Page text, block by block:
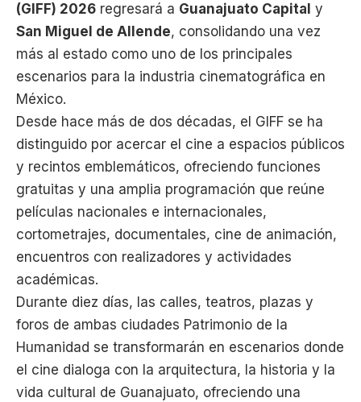
(GIFF) 2026 regresará a Guanajuato Capital y
San Miguel de Allende, consolidando una vez
más al estado como uno de los principales
escenarios para la industria cinematográfica en
México.
Desde hace más de dos décadas, el GIFF se ha
distinguido por acercar el cine a espacios públicos
y recintos emblemáticos, ofreciendo funciones
gratuitas y una amplia programación que reúne
películas nacionales e internacionales,
cortometrajes, documentales, cine de animación,
encuentros con realizadores y actividades
académicas.
Durante diez días, las calles, teatros, plazas y
foros de ambas ciudades Patrimonio de la
Humanidad se transformarán en escenarios donde
el cine dialoga con la arquitectura, la historia y la
vida cultural de Guanajuato, ofreciendo una